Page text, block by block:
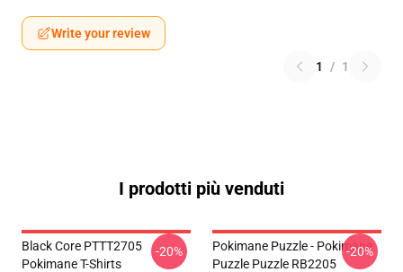
Write your review
1 / 1
I prodotti più venduti
Black Core PTTT2705
Pokimane T-Shirts
-20%
Pokimane Puzzle - Pokimane
Puzzle Puzzle RB2205
-20%